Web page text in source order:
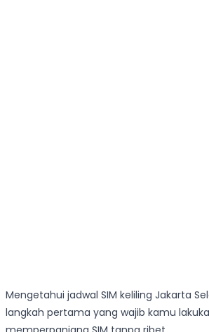
Mengetahui jadwal SIM keliling Jakarta
langkah pertama yang wajib kamu